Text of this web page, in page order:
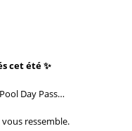
cet été ✨
Day Pass…
ressemble.